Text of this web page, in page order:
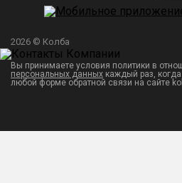
2026 © Колба
Вы принимаете условия политики в
персональных данных каждый раз,
любой форме обратной связи на сайте